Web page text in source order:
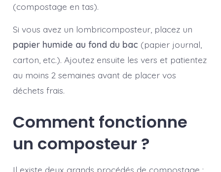
(compostage en tas).
Si vous avez un lombricomposteur, placez un
papier humide au fond du bac (papier journal,
carton, etc.). Ajoutez ensuite les vers et patientez
au moins 2 semaines avant de placer vos
déchets frais.
Comment fonctionne
un composteur ?
Il existe deux grands procédés de compostage :